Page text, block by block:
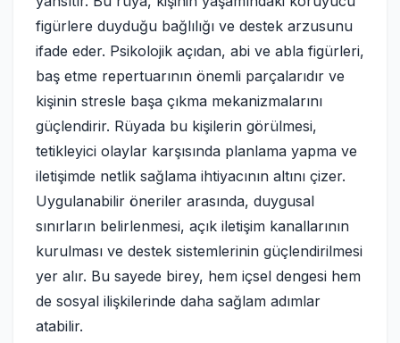
figürlere duyduğu bağlılığı ve destek arzusunu
ifade eder. Psikolojik açıdan, abi ve abla figürleri,
baş etme repertuarının önemli parçalarıdır ve
kişinin stresle başa çıkma mekanizmalarını
güçlendirir. Rüyada bu kişilerin görülmesi,
tetikleyici olaylar karşısında planlama yapma ve
iletişimde netlik sağlama ihtiyacının altını çizer.
Uygulanabilir öneriler arasında, duygusal
sınırların belirlenmesi, açık iletişim kanallarının
kurulması ve destek sistemlerinin güçlendirilmesi
yer alır. Bu sayede birey, hem içsel dengesi hem
de sosyal ilişkilerinde daha sağlam adımlar
atabilir.